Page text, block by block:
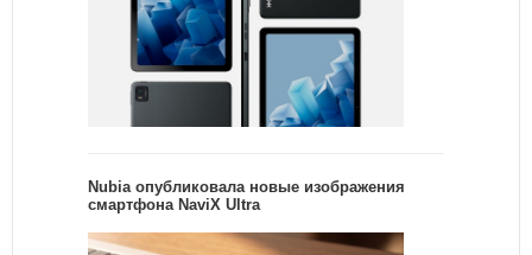
Nubia опубликовала новые изображения
смартфона NaviX Ultra